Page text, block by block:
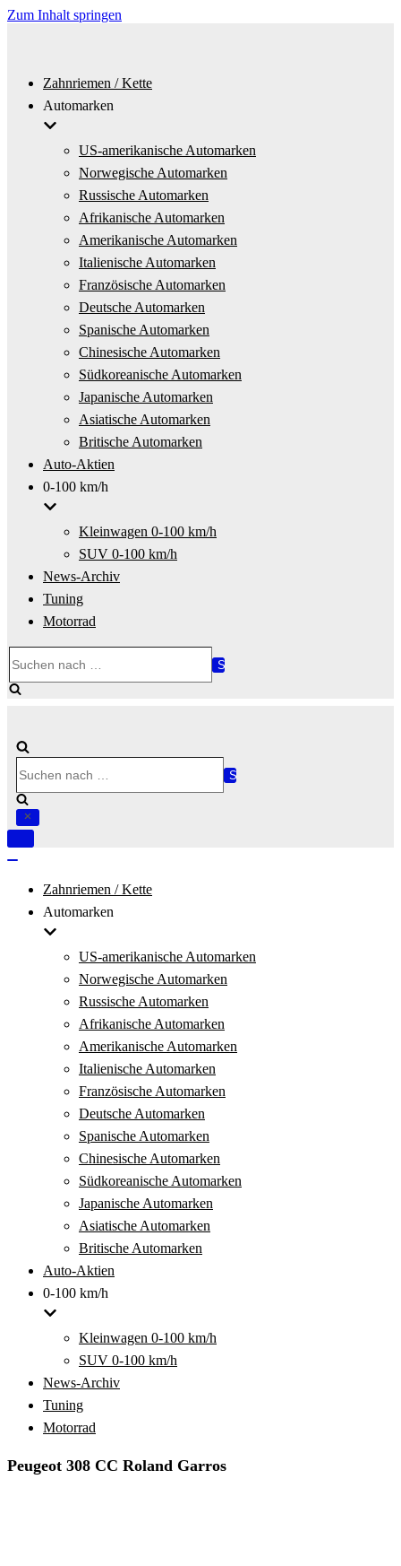
Zum Inhalt springen
Zahnriemen / Kette
Automarken
US-amerikanische Automarken
Norwegische Automarken
Russische Automarken
Afrikanische Automarken
Amerikanische Automarken
Italienische Automarken
Französische Automarken
Deutsche Automarken
Spanische Automarken
Chinesische Automarken
Südkoreanische Automarken
Japanische Automarken
Asiatische Automarken
Britische Automarken
Auto-Aktien
0-100 km/h
Kleinwagen 0-100 km/h
SUV 0-100 km/h
News-Archiv
Tuning
Motorrad
nach …
nach …
Navigation
Zahnriemen / Kette
Automarken
US-amerikanische Automarken
Norwegische Automarken
Russische Automarken
Afrikanische Automarken
Amerikanische Automarken
Italienische Automarken
Französische Automarken
Deutsche Automarken
Spanische Automarken
Chinesische Automarken
Südkoreanische Automarken
Japanische Automarken
Asiatische Automarken
Britische Automarken
Auto-Aktien
0-100 km/h
Kleinwagen 0-100 km/h
SUV 0-100 km/h
News-Archiv
Tuning
Motorrad
Peugeot 308 CC Roland Garros